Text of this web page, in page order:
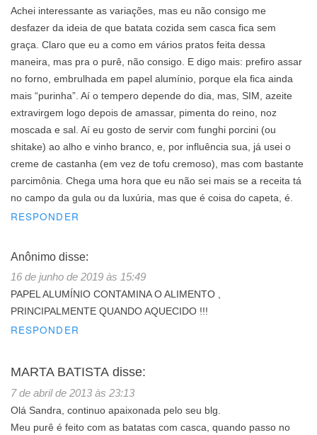
Achei interessante as variações, mas eu não consigo me
desfazer da ideia de que batata cozida sem casca fica sem
graça. Claro que eu a como em vários pratos feita dessa
maneira, mas pra o purê, não consigo. E digo mais: prefiro assar
no forno, embrulhada em papel alumínio, porque ela fica ainda
mais “purinha”. Aí o tempero depende do dia, mas, SIM, azeite
extravirgem logo depois de amassar, pimenta do reino, noz
moscada e sal. Aí eu gosto de servir com funghi porcini (ou
shitake) ao alho e vinho branco, e, por influência sua, já usei o
creme de castanha (em vez de tofu cremoso), mas com bastante
parcimônia. Chega uma hora que eu não sei mais se a receita tá
no campo da gula ou da luxúria, mas que é coisa do capeta, é.
RESPONDER
Anônimo disse:
16 de junho de 2019 às 15:49
PAPEL ALUMÍNIO CONTAMINA O ALIMENTO ,
PRINCIPALMENTE QUANDO AQUECIDO !!!
RESPONDER
MARTA BATISTA disse:
7 de abril de 2013 às 23:13
Olá Sandra, continuo apaixonada pelo seu blg.
Meu purê é feito com as batatas com casca, quando passo no